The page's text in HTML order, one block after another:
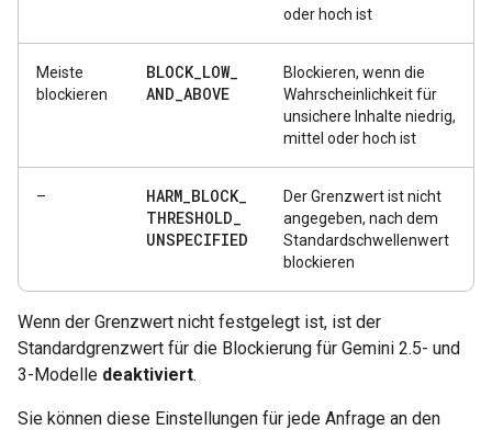
oder hoch ist
Meiste
blockieren
BLOCK_LOW_
AND_ABOVE
Blockieren, wenn die
Wahrscheinlichkeit für
unsichere Inhalte niedrig,
mittel oder hoch ist
– HARM_BLOCK_
THRESHOLD_
UNSPECIFIED
Der Grenzwert ist nicht
angegeben, nach dem
Standardschwellenwert
blockieren
Wenn der Grenzwert nicht festgelegt ist, ist der
Standardgrenzwert für die Blockierung für Gemini 2.5- und
3-Modelle deaktiviert.
Sie können diese Einstellungen für jede Anfrage an den